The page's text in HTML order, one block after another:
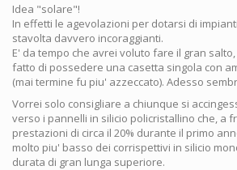
Idea "solare"!
In effetti le agevolazioni per dotarsi di
stavolta davvero incoraggianti.
E' da tempo che avrei voluto fare il gran
fatto di possedere una casetta singola con
(mai termine fu piu' azzeccato). Adesso
Vorrei solo consigliare a chiunque si
verso i pannelli in silicio policristallino che, a
prestazioni di circa il 20% durante il primo
molto piu' basso dei corrispettivi in silicio
durata di gran lunga superiore.